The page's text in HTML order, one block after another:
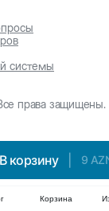
В корзину 9
системы
права защищены.
Корзина